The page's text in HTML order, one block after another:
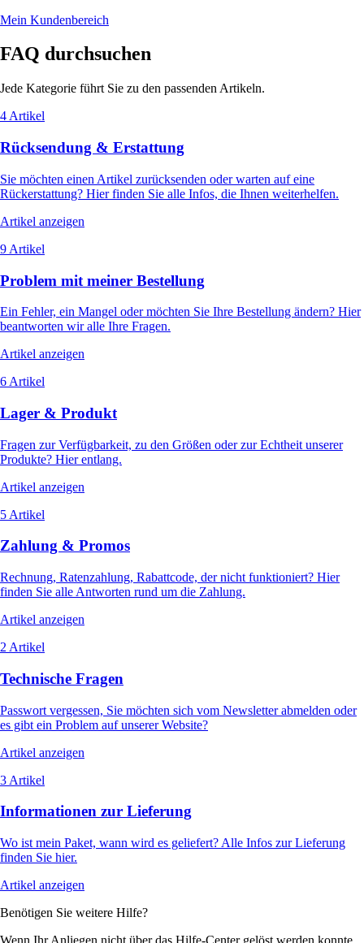
Mein Kundenbereich
FAQ durchsuchen
Jede Kategorie führt Sie zu den passenden Artikeln.
4 Artikel
Rücksendung & Erstattung
Sie möchten einen Artikel zurücksenden oder warten auf eine
Rückerstattung? Hier finden Sie alle Infos, die Ihnen weiterhelfen.
Artikel anzeigen
9 Artikel
Problem mit meiner Bestellung
Ein Fehler, ein Mangel oder möchten Sie Ihre Bestellung ändern? Hier
beantworten wir alle Ihre Fragen.
Artikel anzeigen
6 Artikel
Lager & Produkt
Fragen zur Verfügbarkeit, zu den Größen oder zur Echtheit unserer
Produkte? Hier entlang.
Artikel anzeigen
5 Artikel
Zahlung & Promos
Rechnung, Ratenzahlung, Rabattcode, der nicht funktioniert? Hier
finden Sie alle Antworten rund um die Zahlung.
Artikel anzeigen
2 Artikel
Technische Fragen
Passwort vergessen, Sie möchten sich vom Newsletter abmelden oder
es gibt ein Problem auf unserer Website?
Artikel anzeigen
3 Artikel
Informationen zur Lieferung
Wo ist mein Paket, wann wird es geliefert? Alle Infos zur Lieferung
finden Sie hier.
Artikel anzeigen
Benötigen Sie weitere Hilfe?
Wenn Ihr Anliegen nicht über das Hilfe-Center gelöst werden konnte,